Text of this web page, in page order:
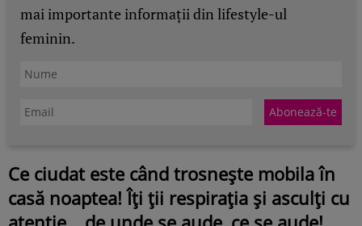
mai importante informații din lifestyle-ul
feminin.
Ce ciudat este când trosnește mobila în
casă noaptea! Îți ții respirația și asculți cu